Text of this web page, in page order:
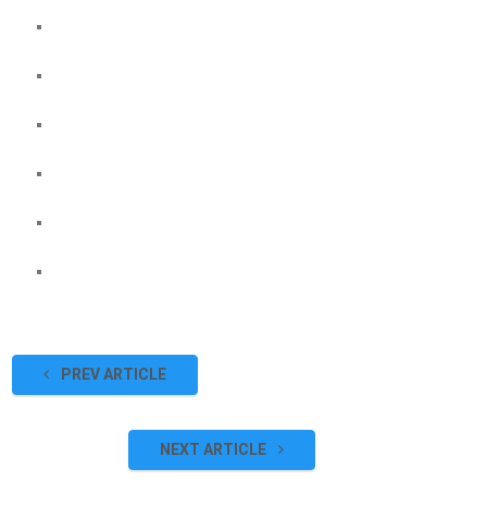
PREV ARTICLE
NEXT ARTICLE